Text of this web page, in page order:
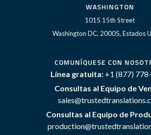
WASHINGTON
1015 15th Street
Washington DC, 20005, Estados
COMUNÍQUESE CON
Línea gratuita: +1 (877)
Consultas al Equipo de
Consultas al Equipo de